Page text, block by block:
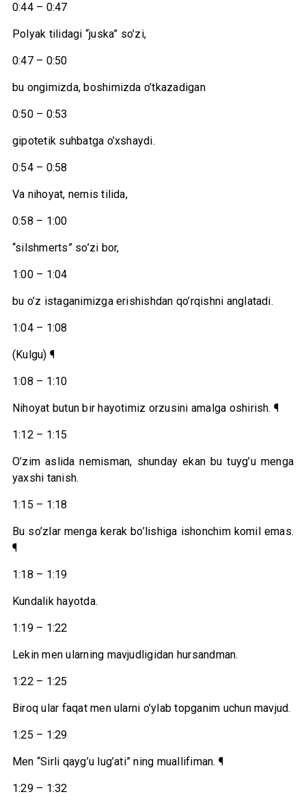
0:44 – 0:47
Polyak tilidagi “juska” so’zi,
0:47 – 0:50
bu ongimizda, boshimizda o’tkazadigan
0:50 – 0:53
gipotetik suhbatga o’xshaydi.
0:54 – 0:58
Va nihoyat, nemis tilida,
0:58 – 1:00
“silshmerts” so’zi bor,
1:00 – 1:04
bu o’z istaganimizga erishishdan qo’rqishni anglatadi.
1:04 – 1:08
(Kulgu) ¶
1:08 – 1:10
Nihoyat butun bir hayotimiz orzusini amalga oshirish. ¶
1:12 – 1:15
O’zim aslida nemisman, shunday ekan bu tuyg’u menga
yaxshi tanish.
1:15 – 1:18
Bu so’zlar menga kerak bo’lishiga ishonchim komil emas.
¶
1:18 – 1:19
Kundalik hayotda.
1:19 – 1:22
Lekin men ularning mavjudligidan hursandman.
1:22 – 1:25
Biroq ular faqat men ularni o’ylab topganim uchun mavjud.
1:25 – 1:29
Men “Sirli qayg’u lug’ati” ning muallifiman. ¶
1:29 – 1:32